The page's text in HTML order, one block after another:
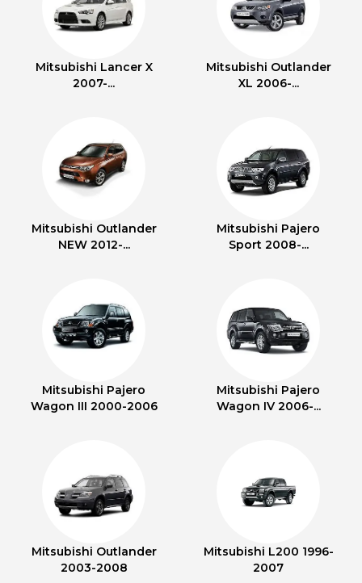
Mitsubishi Lancer X
2007-...
Mitsubishi Outlander
XL 2006-...
Mitsubishi Outlander
NEW 2012-...
Mitsubishi Pajero
Sport 2008-...
Mitsubishi Pajero
Wagon III 2000-2006
Mitsubishi Pajero
Wagon IV 2006-...
Mitsubishi Outlander
2003-2008
Mitsubishi L200 1996-
2007